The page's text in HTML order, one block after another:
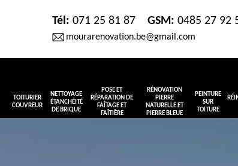
Tél: 071 25 81 87 GSM: 0485 27 92
mourarenovation.be@gmail.com
TOITURIER
COUVREUR
NETTOYAGE
ÉTANCHÉITÉ
DE BRIQUE
POSE ET
RÉPARATION DE
FAÎTAGE ET
FAÎTIÈRE
RÉNOVATION
PIERRE
NATURELLE ET
PIERRE BLEUE
PEINTURE
SUR
TOITURE